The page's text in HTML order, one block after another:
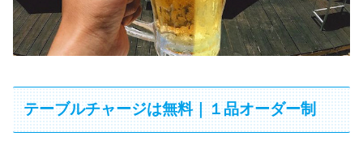
テーブルチャージは無料｜１品オーダー制